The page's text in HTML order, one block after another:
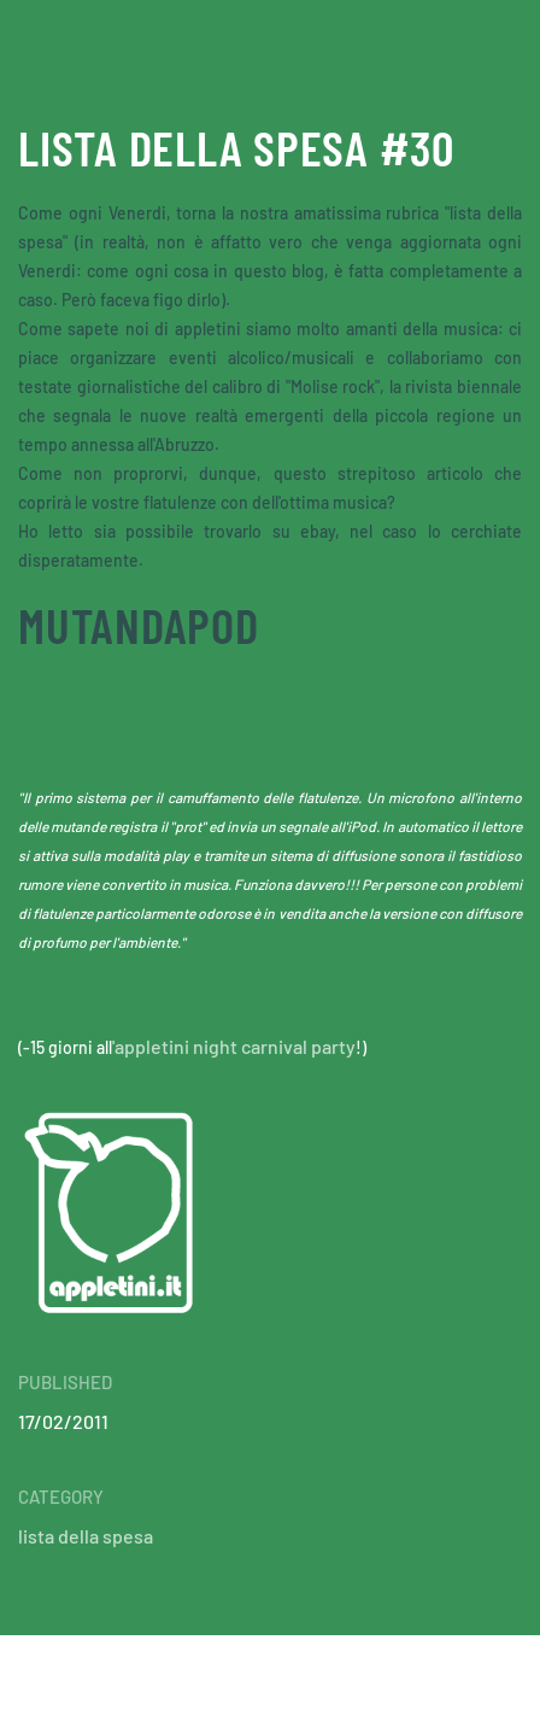
LISTA DELLA SPESA #30
Come ogni Venerdi, torna la nostra amatissima rubrica "lista della
spesa" (in realtà, non è affatto vero che venga aggiornata ogni
Venerdi: come ogni cosa in questo blog, è fatta completamente a
caso. Però faceva figo dirlo).
Come sapete noi di appletini siamo molto amanti della musica: ci
piace organizzare eventi alcolico/musicali e collaboriamo con
testate giornalistiche del calibro di "Molise rock", la rivista biennale
che segnala le nuove realtà emergenti della piccola regione un
tempo annessa all'Abruzzo.
Come non proprorvi, dunque, questo strepitoso articolo che
coprirà le vostre flatulenze con dell'ottima musica?
Ho letto sia possibile trovarlo su ebay, nel caso lo cerchiate
disperatamente.
MUTANDAPOD
"Il primo sistema per il camuffamento delle flatulenze. Un microfono all'interno
delle mutande registra il "prot" ed invia un segnale all'iPod. In automatico il lettore
si attiva sulla modalità play e tramite un sitema di diffusione sonora il fastidioso
rumore viene convertito in musica. Funziona davvero!!! Per persone con problemi
di flatulenze particolarmente odorose è in vendita anche la versione con diffusore
di profumo per l'ambiente."
(-15 giorni all'appletini night carnival party!)
PUBLISHED
17/02/2011
CATEGORY
lista della spesa